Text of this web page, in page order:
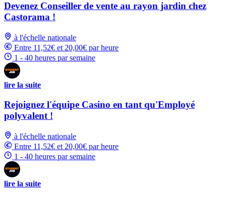
Devenez Conseiller de vente au rayon jardin chez
Castorama !
à l'échelle nationale
Entre 11,52€ et 20,00€ par heure
1 - 40 heures par semaine
lire la suite
Rejoignez l'équipe Casino en tant qu'Employé
polyvalent !
à l'échelle nationale
Entre 11,52€ et 20,00€ par heure
1 - 40 heures par semaine
lire la suite